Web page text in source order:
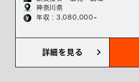
神奈川県
年収 : 3,080,000~
詳細を見る